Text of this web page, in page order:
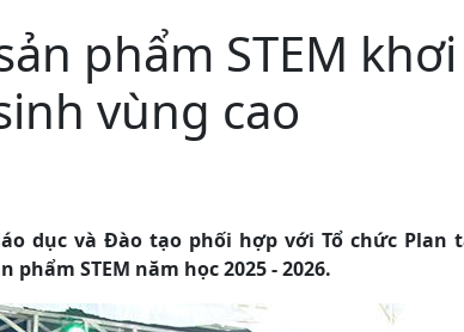
phẩm STEM khơi
vùng cao
dục và Đào tạo phối hợp với Tổ chức Plan
STEM năm học 2025 - 2026.